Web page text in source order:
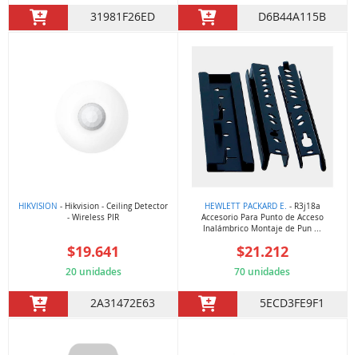
31981F26ED D6B44A115B
HIKVISION - Hikvision - Ceiling Detector
- Wireless PIR
$19.641
20 unidades
2A31472E63
HEWLETT PACKARD E. - R3j18a
Accesorio Para Punto de Acceso
Inalámbrico Montaje de Pun ...
$21.212
70 unidades
5ECD3FE9F1